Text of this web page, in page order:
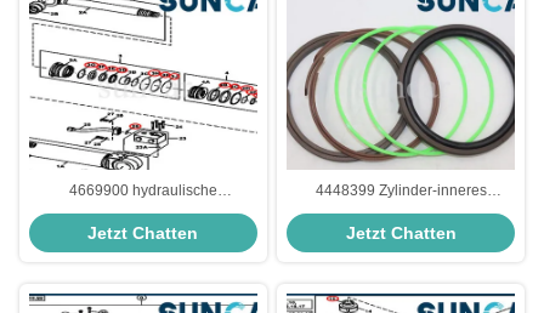
4669900 hydraulische
Baumaschinen Blatt-Rollsiegel-
Reparatur-Kit Fitss 220DW
190GW Deere
Jetzt Chatten
4448399 Zylinder-inneres
Öldichtungs-Reparatur-Set ZX200
Hitachi
Jetzt Chatten